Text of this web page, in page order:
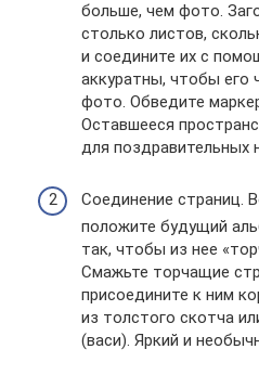
больше, чем фото.
столько листов,
и соедините их с
аккуратны, чтобы его
фото. Обведите
Оставшееся
для поздравительных
Соединение страниц.
положите будущий
так, чтобы из нее
Смажьте торчащие
присоедините к ним
из толстого скотча
(васи). Яркий и